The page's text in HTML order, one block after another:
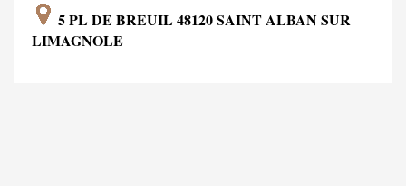
5 PL DE BREUIL 48120 SAINT ALBAN SUR
LIMAGNOLE